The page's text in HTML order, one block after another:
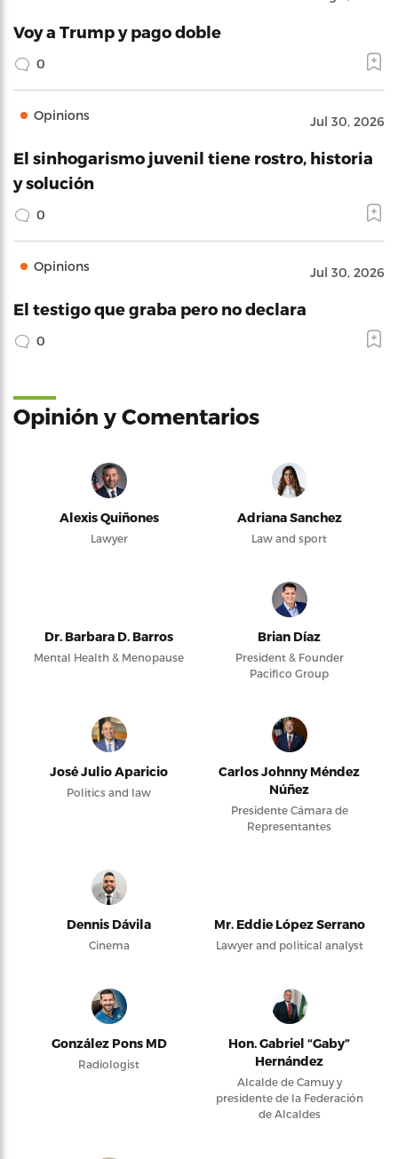
Voy a Trump y pago doble
0
Opinions Jul 30, 2026
El sinhogarismo juvenil tiene rostro, historia
y solución
0
Opinions Jul 30, 2026
El testigo que graba pero no declara
0
Opinión y Comentarios
Alexis Quiñones
Lawyer
Adriana Sanchez
Law and sport
Dr. Barbara D. Barros
Mental Health & Menopause
Brian Díaz
President & Founder
Pacifico Group
José Julio Aparicio
Politics and law
Carlos Johnny Méndez
Núñez
Presidente Cámara de
Representantes
Dennis Dávila
Cinema
Mr. Eddie López Serrano
Lawyer and political analyst
González Pons MD
Radiologist
Hon. Gabriel “Gaby”
Hernández
Alcalde de Camuy y
presidente de la Federación
de Alcaldes